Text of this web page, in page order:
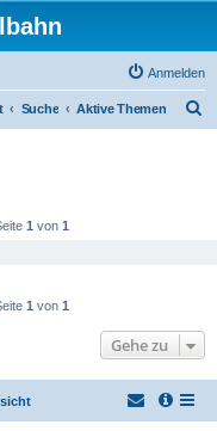
Anmelden
Suche Aktive Themen
1 von 1
1 von 1
Gehe zu